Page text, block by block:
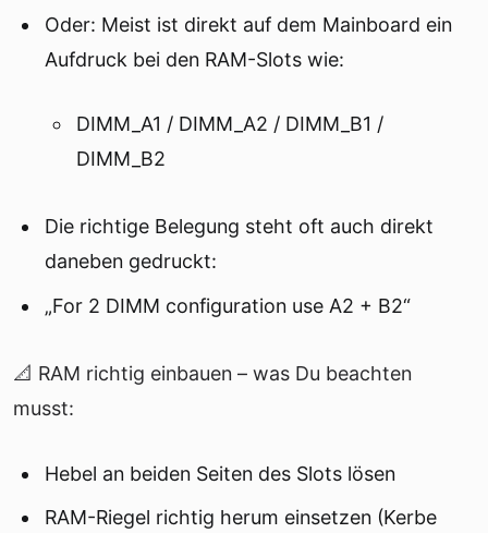
Oder: Meist ist direkt auf dem Mainboard ein
Aufdruck bei den RAM-Slots wie:
DIMM_A1 / DIMM_A2 / DIMM_B1 /
DIMM_B2
Die richtige Belegung steht oft auch direkt
daneben gedruckt:
„For 2 DIMM configuration use A2 + B2“
📐 RAM richtig einbauen – was Du beachten
musst:
Hebel an beiden Seiten des Slots lösen
RAM-Riegel richtig herum einsetzen (Kerbe